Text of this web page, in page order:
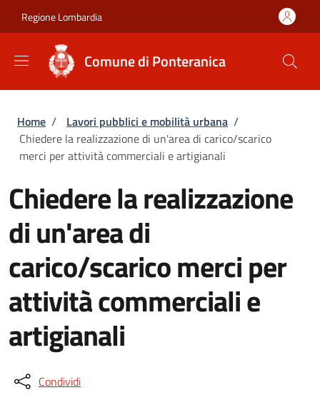
Regione Lombardia
Comune di Ponteranica
Briciole di pane
Home / Lavori pubblici e mobilità urbana /
Chiedere la realizzazione di un'area di carico/scarico
merci per attività commerciali e artigianali
Chiedere la realizzazione
di un'area di
carico/scarico merci per
attività commerciali e
artigianali
Condividi